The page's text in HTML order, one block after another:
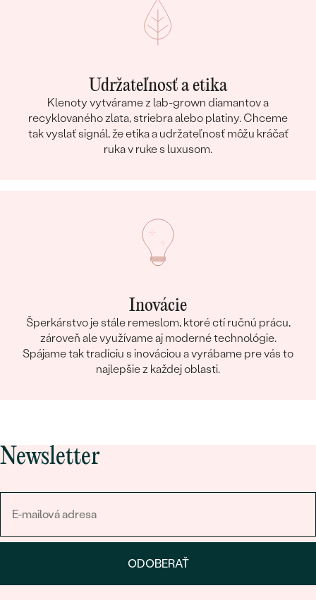
Udržateľnosť a etika
Klenoty vytvárame z lab-grown diamantov a
recyklovaného zlata, striebra alebo platiny. Chceme
tak vyslať signál, že etika a udržateľnosť môžu kráčať
ruka v ruke s luxusom.
Inovácie
Šperkárstvo je stále remeslom, ktoré ctí ručnú prácu,
zároveň ale využívame aj moderné technológie.
Spájame tak tradíciu s inováciou a vyrábame pre vás to
najlepšie z každej oblasti.
Newsletter
ODOBERAŤ